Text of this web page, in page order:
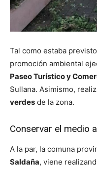
Tal como estaba
promoción ambiental
Paseo Turístico y
Sullana. Asimismo,
verdes de la zona.
Conservar el medio
A la par, la comuna
Saldaña, viene